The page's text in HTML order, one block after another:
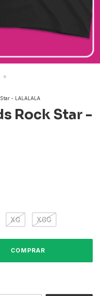
- LALALALA
Rock Star -
XG XGG